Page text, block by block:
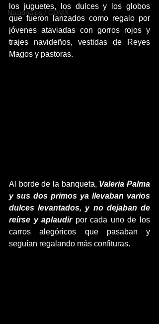
Nacionales / CDMX
los juguetes, los dulces y los globos
que fueron lanzados como regalo por
jóvenes ataviadas con gorros rojos y
trajes navideños, vestidas de Reyes
Magos y pastoras.
Al borde de la banqueta, Valeria Palma
y sus dos primos ya llevaban varios
dulces levantados, y no dejaban de
reírse y aplaudir por cada uno de los
carros alegóricos que pasaban y
seguían regalando más confituras.